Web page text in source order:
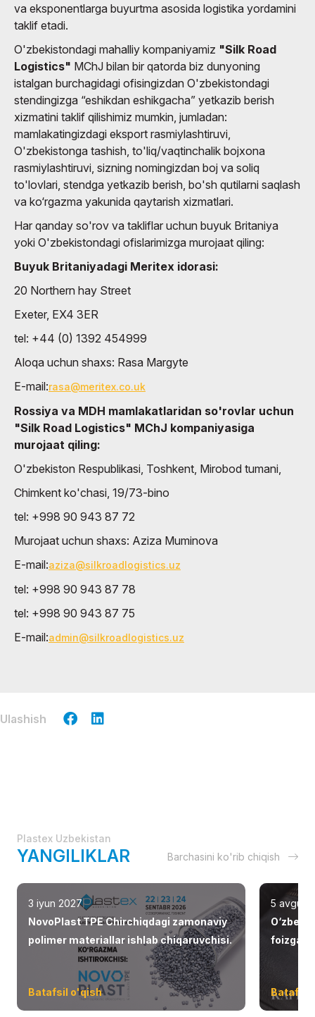
va eksponentlarga buyurtma asosida logistika yordamini
taklif etadi.
O'zbekistondagi mahalliy kompaniyamiz "Silk Road
Logistics" MChJ bilan bir qatorda biz dunyoning
istalgan burchagidagi ofisingizdan O'zbekistondagi
stendingizga “eshikdan eshikgacha” yetkazib berish
xizmatini taklif qilishimiz mumkin, jumladan:
mamlakatingizdagi eksport rasmiylashtiruvi,
O'zbekistonga tashish, to'liq/vaqtinchalik bojxona
rasmiylashtiruvi, sizning nomingizdan boj va soliq
to'lovlari, stendga yetkazib berish, bo'sh qutilarni saqlash
va ko‘rgazma yakunida qaytarish xizmatlari.
Har qanday so'rov va takliflar uchun buyuk Britaniya
yoki O'zbekistondagi ofislarimizga murojaat qiling:
Buyuk Britaniyadagi Meritex idorasi:
20 Northern hay Street
Exeter, EX4 3ER
tel: +44 (0) 1392 454999
Aloqa uchun shaxs: Rasa Margyte
E-mail:rasa@meritex.co.uk
Rossiya va MDH mamlakatlaridan so'rovlar uchun
"Silk Road Logistics" MChJ kompaniyasiga
murojaat qiling:
O'zbekiston Respublikasi, Toshkent, Mirobod tumani,
Chimkent ko'chasi, 19/73-bino
tel: +998 90 943 87 72
Murojaat uchun shaxs: Aziza Muminova
E-mail:aziza@silkroadlogistics.uz
tel: +998 90 943 87 78
tel: +998 90 943 87 75
E-mail:admin@silkroadlogistics.uz
Ulashish
Plastex Uzbekistan
YANGILIKLAR Barchasini ko'rib chiqish
3 iyun 2027
NovoPlast TPE Chirchiqdagi zamonaviy
polimer materiallar ishlab chiqaruvchisi.
Batafsil o'qish
5 avgust
foizga
Batafsil